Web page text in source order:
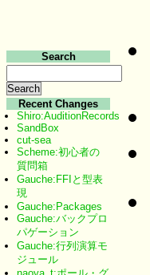
Search
Recent Changes
Shiro:AuditionRecords
SandBox
cut-sea
Scheme:初心者の
質問箱
Gauche:FFIと型表
現
Gauche:Packages
Gauche:バックプロ
パゲーション
Gauche:行列演算モ
ジュール